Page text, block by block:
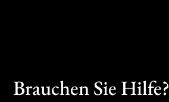
Brauchen Sie Hilfe?